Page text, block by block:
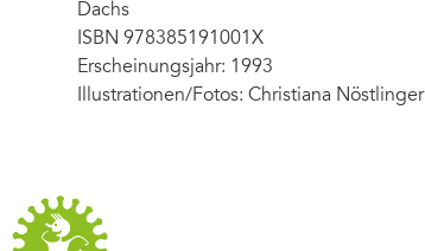
Dachs
ISBN 978385191001X
Erscheinungsjahr: 1993
Illustrationen/Fotos: Christiana Nöstlinger